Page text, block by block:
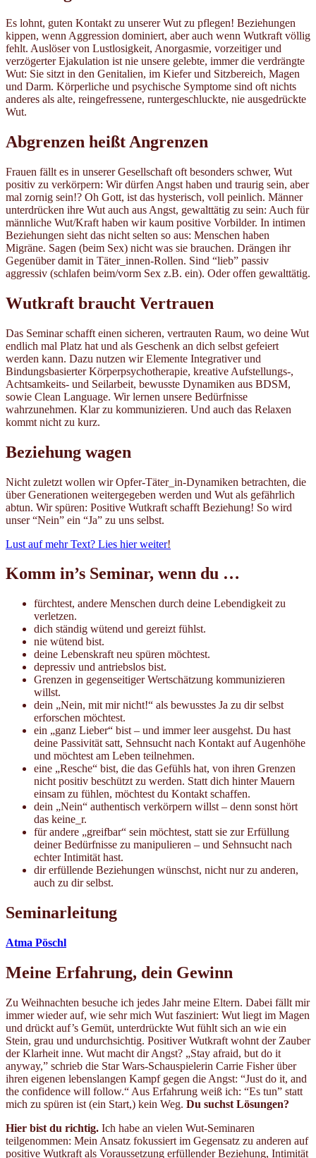
Es lohnt, guten Kontakt zu unserer Wut zu pflegen! Beziehungen
kippen, wenn Aggression dominiert, aber auch wenn Wutkraft völlig
fehlt. Auslöser von Lustlosigkeit, Anorgasmie, vorzeitiger und
verzögerter Ejakulation ist nie unsere gelebte, immer die verdrängte
Wut: Sie sitzt in den Genitalien, im Kiefer und Sitzbereich, Magen
und Darm. Körperliche und psychische Symptome sind oft nichts
anderes als alte, reingefressene, runtergeschluckte, nie ausgedrückte
Wut.
Abgrenzen heißt Angrenzen
Frauen fällt es in unserer Gesellschaft oft besonders schwer, Wut
positiv zu verkörpern: Wir dürfen Angst haben und traurig sein, aber
mal zornig sein!? Oh Gott, ist das hysterisch, voll peinlich. Männer
unterdrücken ihre Wut auch aus Angst, gewalttätig zu sein: Auch für
männliche Wut/Kraft haben wir kaum positive Vorbilder. In intimen
Beziehungen sieht das nicht selten so aus: Menschen haben
Migräne. Sagen (beim Sex) nicht was sie brauchen. Drängen ihr
Gegenüber damit in Täter_innen-Rollen. Sind “lieb” passiv
aggressiv (schlafen beim/vorm Sex z.B. ein). Oder offen gewalttätig.
Wutkraft braucht Vertrauen
Das Seminar schafft einen sicheren, vertrauten Raum, wo deine Wut
endlich mal Platz hat und als Geschenk an dich selbst gefeiert
werden kann. Dazu nutzen wir Elemente Integrativer und
Bindungsbasierter Körperpsychotherapie, kreative Aufstellungs-,
Achtsamkeits- und Seilarbeit, bewusste Dynamiken aus BDSM,
sowie Clean Language. Wir lernen unsere Bedürfnisse
wahrzunehmen. Klar zu kommunizieren. Und auch das Relaxen
kommt nicht zu kurz.
Beziehung wagen
Nicht zuletzt wollen wir Opfer-Täter_in-Dynamiken betrachten, die
über Generationen weitergegeben werden und Wut als gefährlich
abtun. Wir spüren: Positive Wutkraft schafft Beziehung! So wird
unser “Nein” ein “Ja” zu uns selbst.
Lust auf mehr Text? Lies hier weiter!
Komm in’s Seminar, wenn du …
fürchtest, andere Menschen durch deine Lebendigkeit zu
verletzen.
dich ständig wütend und gereizt fühlst.
nie wütend bist.
deine Lebenskraft neu spüren möchtest.
depressiv und antriebslos bist.
Grenzen in gegenseitiger Wertschätzung kommunizieren
willst.
dein „Nein, mit mir nicht!“ als bewusstes Ja zu dir selbst
erforschen möchtest.
ein „ganz Lieber“ bist – und immer leer ausgehst. Du hast
deine Passivität satt, Sehnsucht nach Kontakt auf Augenhöhe
und möchtest am Leben teilnehmen.
eine „Resche“ bist, die das Gefühls hat, von ihren Grenzen
nicht positiv beschützt zu werden. Statt dich hinter Mauern
einsam zu fühlen, möchtest du Kontakt schaffen.
dein „Nein“ authentisch verkörpern willst – denn sonst hört
das keine_r.
für andere „greifbar“ sein möchtest, statt sie zur Erfüllung
deiner Bedürfnisse zu manipulieren – und Sehnsucht nach
echter Intimität hast.
dir erfüllende Beziehungen wünschst, nicht nur zu anderen,
auch zu dir selbst.
Seminarleitung
Atma Pöschl
Meine Erfahrung, dein Gewinn
Zu Weihnachten besuche ich jedes Jahr meine Eltern. Dabei fällt mir
immer wieder auf, wie sehr mich Wut fasziniert: Wut liegt im Magen
und drückt auf’s Gemüt, unterdrückte Wut fühlt sich an wie ein
Stein, grau und undurchsichtig. Positiver Wutkraft wohnt der Zauber
der Klarheit inne. Wut macht dir Angst? „Stay afraid, but do it
anyway,” schrieb die Star Wars-Schauspielerin Carrie Fisher über
ihren eigenen lebenslangen Kampf gegen die Angst: “Just do it, and
the confidence will follow.“ Aus Erfahrung weiß ich: “Es tun” statt
mich zu spüren ist (ein Start,) kein Weg. Du suchst Lösungen?
Hier bist du richtig. Ich habe an vielen Wut-Seminaren
teilgenommen: Mein Ansatz fokussiert im Gegensatz zu anderen auf
positive Wutkraft als Voraussetzung erfüllender Beziehung, Intimität